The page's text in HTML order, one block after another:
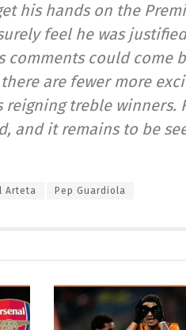
his hands on the
feel he was
comments could come
are fewer more
reigning treble winners.
and it remains to be
Arteta Pep Guardiola